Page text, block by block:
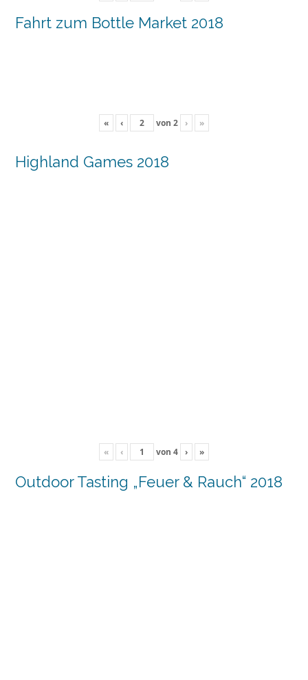
Fahrt zum Bottle Market 2018
« ‹ von 2 › »
Highland Games 2018
« ‹ von 4 › »
Outdoor Tasting „Feuer & Rauch“ 2018